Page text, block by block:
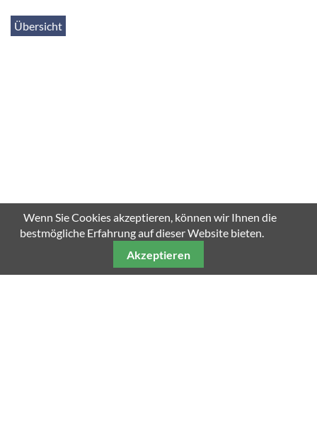
Übersicht
Wenn Sie Cookies akzeptieren, können wir Ihnen die
bestmögliche Erfahrung auf dieser Website bieten.
Akzeptieren